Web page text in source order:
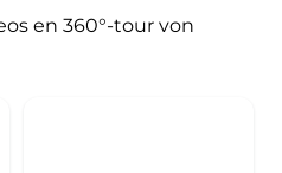
en 360°-tour von